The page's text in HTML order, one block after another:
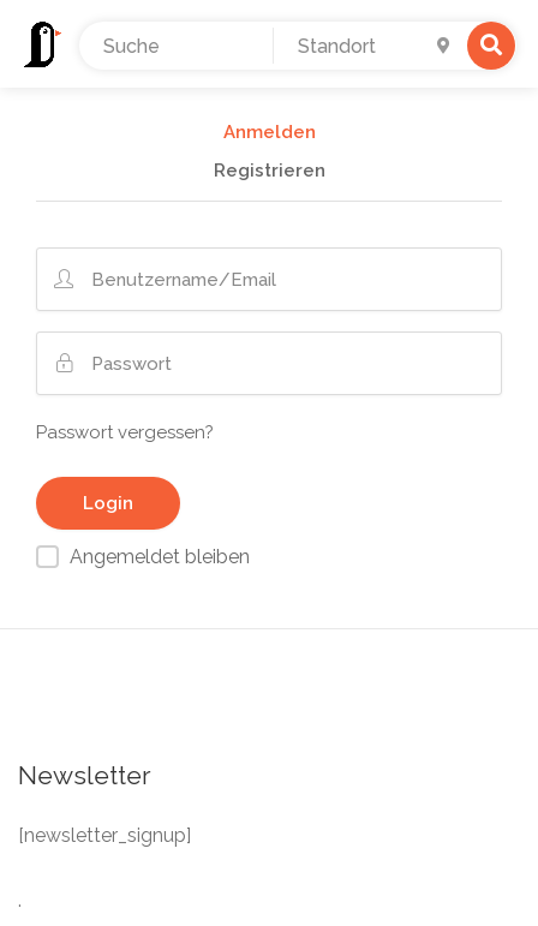
Anmelden
Registrieren
Passwort vergessen?
Angemeldet bleiben
Newsletter
[newsletter_signup]
.